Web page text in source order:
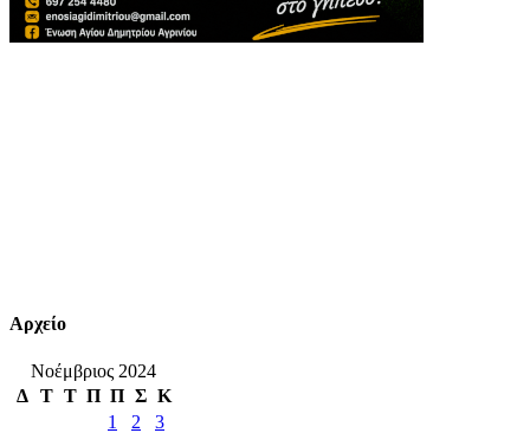
Αρχείο
Νοέμβριος 2024
Δ Τ Τ Π Π Σ Κ
1
2
3